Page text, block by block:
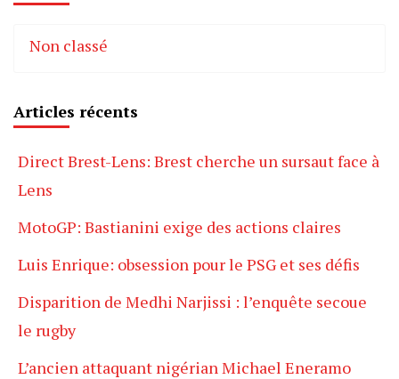
Non classé
Articles récents
Direct Brest-Lens: Brest cherche un sursaut face à
Lens
MotoGP: Bastianini exige des actions claires
Luis Enrique: obsession pour le PSG et ses défis
Disparition de Medhi Narjissi : l’enquête secoue
le rugby
L’ancien attaquant nigérian Michael Eneramo